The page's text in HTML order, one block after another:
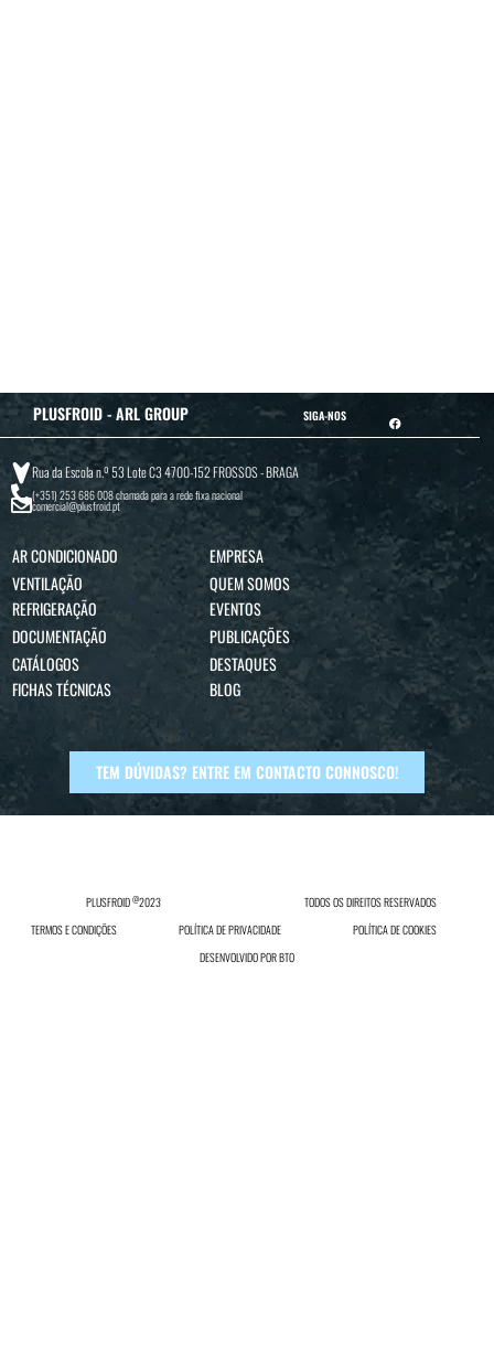
PLUSFROID - ARL GROUP SIGA-NOS
Rua da Escola n.º 53 Lote C3 4700-152 FROSSOS - BRAGA
(+351) 253 686 008chamada para a rede fixa nacional
comercial@plusfroid.pt
AR CONDICIONADO
VENTILAÇÃO
REFRIGERAÇÃO
EMPRESA
QUEM SOMOS
EVENTOS
DOCUMENTAÇÃO
CATÁLOGOS
FICHAS TÉCNICAS
PUBLICAÇÕES
DESTAQUES
BLOG
TEM DÚVIDAS? ENTRE EM CONTACTO CONNOSCO!
PLUSFROID@2023
TODOS OS DIREITOS RESERVADOS
TERMOS E CONDIÇÕES
POLÍTICA DE PRIVACIDADE
POLÍTICA DE COOKIES
DESENVOLVIDO PORBTO